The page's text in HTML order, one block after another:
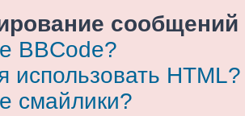
BBCode?
использовать HTML?
смайлики?